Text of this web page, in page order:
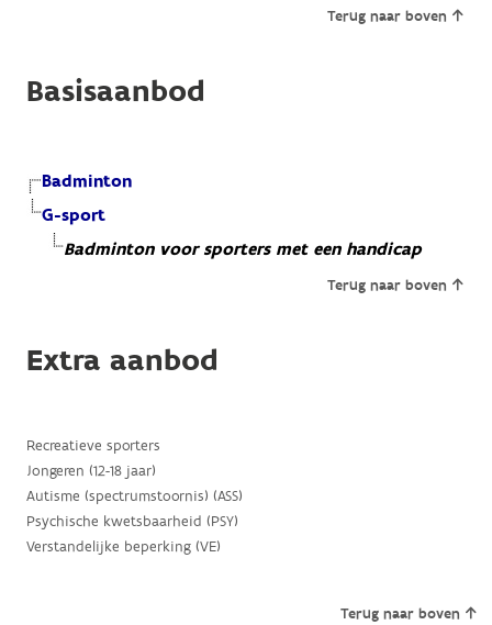
Terug naar boven
Basisaanbod
Badminton
G-sport
Badminton voor sporters met een handicap
Terug naar boven
Extra aanbod
Recreatieve sporters
Jongeren (12-18 jaar)
Autisme (spectrumstoornis) (ASS)
Psychische kwetsbaarheid (PSY)
Verstandelijke beperking (VE)
Terug naar boven